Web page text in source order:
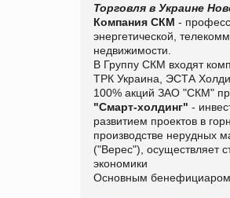
Торговля в Украине
Компания СКМ -
энергетической,
недвижимости.
В Группу СКМ входят
ТРК Украина, ЭСТА
100% акций ЗАО "СКМ"
"Смарт-холдинг" -
развитием проектов в
производстве нерудных
("Верес"), осуществляет
экономики
Основным бенефициаром